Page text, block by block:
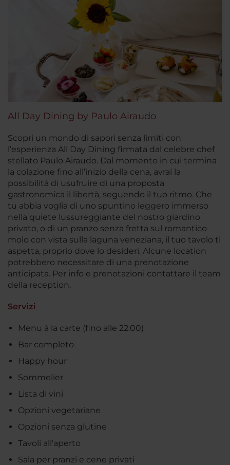
All Day Dining by Paulo Airaudo
Scopri un mondo di sapori senza limiti con
l’esperienza All Day Dining firmata dal celebre chef
stellato Paulo Airaudo. Dal momento in cui termina
la colazione fino all’inizio della cena, avrai la
possibilità di usufruire di una proposta
gastronomica il libertà, seguendo il tuo ritmo. Che
tu abbia voglia di uno spuntino leggero immerso
nella quiete lussureggiante del nostro giardino
privato, o di un pranzo senza fretta sul romantico
molo con vista sulla laguna veneziana, il tuo tavolo ti
aspetta, proprio dove lo desideri. Alcune location
potrebbero necessitare di una prenotazione
anticipata. Per info e prenotazioni contattare il team
della reception.
Servizi
Menu à la carte (fino alle 22:00)
Bar completo
Happy hour
Sommelier
Lista di vini
Opzioni vegetariane
Opzioni senza glutine
Tavoli all'aperto
Sala per pranzi e cene privati